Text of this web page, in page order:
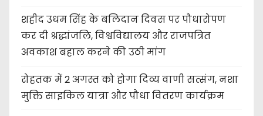
शहीद उधम सिंह के बलिदान दिवस पर पौधारोपण
कर दी श्रद्धांजलि, विश्वविद्यालय और राजपत्रित
अवकाश बहाल करने की उठी मांग
रोहतक में 2 अगस्त को होगा दिव्य वाणी सत्संग, नशा
मुक्ति साइकिल यात्रा और पौधा वितरण कार्यक्रम